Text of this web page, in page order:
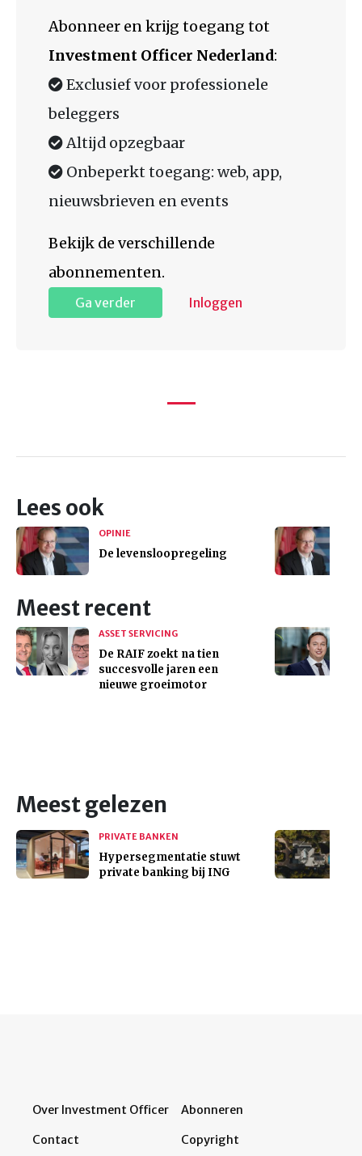
Abonneer en krijg toegang tot
Investment Officer Nederland:
Exclusief voor professionele
beleggers
Altijd opzegbaar
Onbeperkt toegang: web, app,
nieuwsbrieven en events
Bekijk de verschillende
abonnementen.
Ga verder Inloggen
Lees ook
OPINIE
De levensloopregeling
Meest recent
ASSET SERVICING
De RAIF zoekt na tien
succesvolle jaren een
nieuwe groeimotor
Meest gelezen
PRIVATE BANKEN
Hypersegmentatie stuwt
private banking bij ING
Over Investment Officer
Contact
Abonneren
Copyright